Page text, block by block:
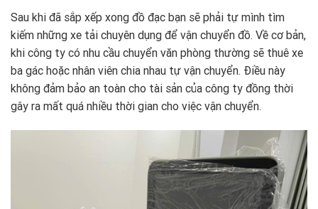
Sau khi đã sắp xếp xong đồ đạc bạn sẽ phải tự mình tìm
kiếm những xe tải chuyên dụng để vận chuyển đồ. Về cơ bản,
khi công ty có nhu cầu chuyển văn phòng thường sẽ thuê xe
ba gác hoặc nhân viên chia nhau tự vận chuyển. Điều này
không đảm bảo an toàn cho tài sản của công ty đồng thời
gây ra mất quá nhiều thời gian cho việc vận chuyển.